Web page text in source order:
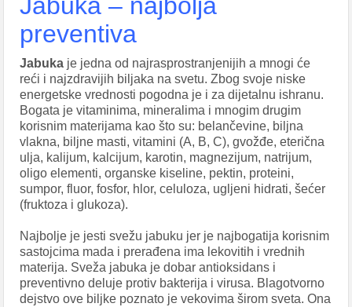
preventiva
Jabuka je jedna od najrasprostranjenijih a mnogi će
reći i najzdravijih biljaka na svetu. Zbog svoje niske
energetske vrednosti pogodna je i za dijetalnu ishranu.
Bogata je vitaminima, mineralima i mnogim drugim
korisnim materijama kao što su: belančevine, biljna
vlakna, biljne masti, vitamini (A, B, C), gvožđe, eterična
ulja, kalijum, kalcijum, karotin, magnezijum, natrijum,
oligo elementi, organske kiseline, pektin, proteini,
sumpor, fluor, fosfor, hlor, celuloza, ugljeni hidrati, šećer
(fruktoza i glukoza).
Najbolje je jesti svežu jabuku jer je najbogatija korisnim
sastojcima mada i prerađena ima lekovitih i vrednih
materija. Sveža jabuka je dobar antioksidans i
preventivno deluje protiv bakterija i virusa. Blagotvorno
dejstvo ove biljke poznato je vekovima širom sveta. Ona